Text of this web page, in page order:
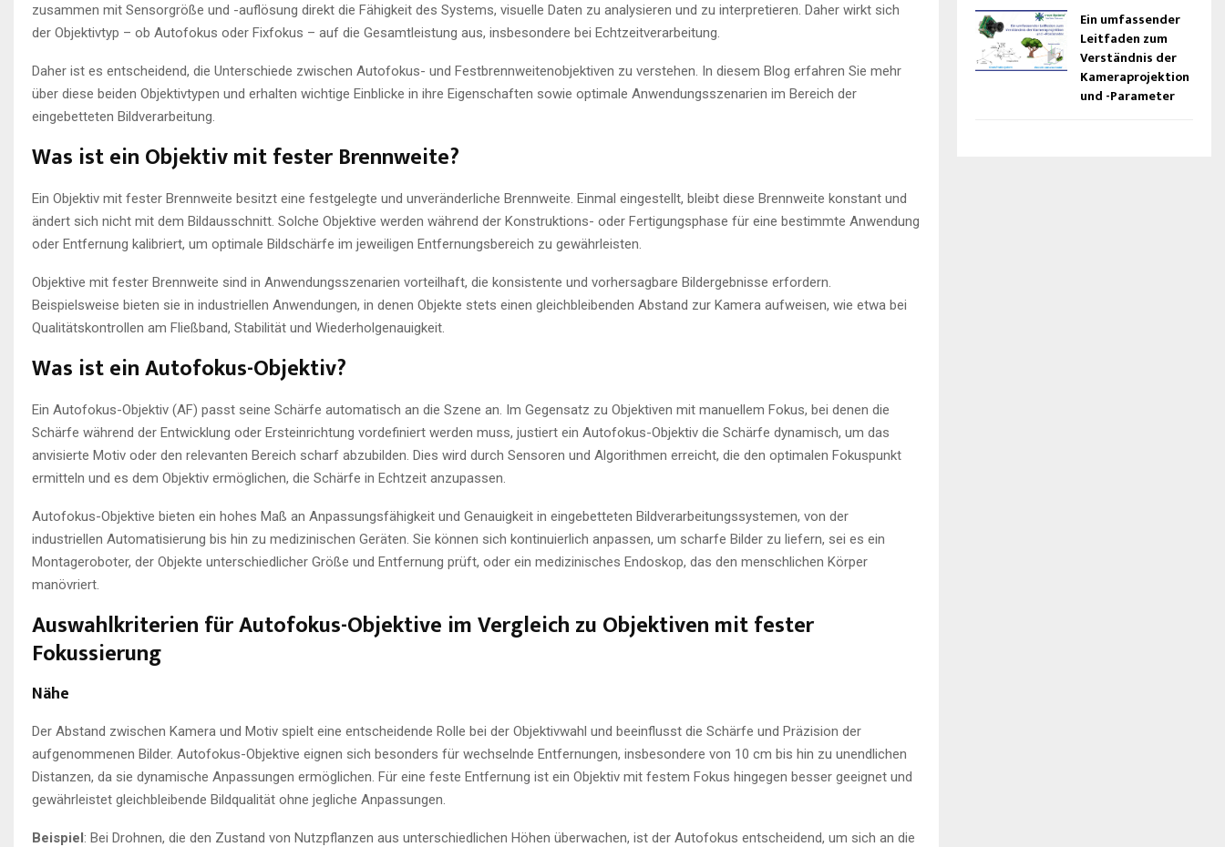
zusammen mit Sensorgröße und -auflösung direkt die Fähigkeit des Systems, visuelle Daten zu analysieren und zu interpretieren. Daher wirkt sich
der Objektivtyp – ob Autofokus oder Fixfokus – auf die Gesamtleistung aus, insbesondere bei Echtzeitverarbeitung.
Daher ist es entscheidend, die Unterschiede zwischen Autofokus- und Festbrennweitenobjektiven zu verstehen. In diesem Blog erfahren Sie mehr
über diese beiden Objektivtypen und erhalten wichtige Einblicke in ihre Eigenschaften sowie optimale Anwendungsszenarien im Bereich der
eingebetteten Bildverarbeitung.
Was ist ein Objektiv mit fester Brennweite?
Ein Objektiv mit fester Brennweite besitzt eine festgelegte und unveränderliche Brennweite. Einmal eingestellt, bleibt diese Brennweite konstant und
ändert sich nicht mit dem Bildausschnitt. Solche Objektive werden während der Konstruktions- oder Fertigungsphase für eine bestimmte Anwendung
oder Entfernung kalibriert, um optimale Bildschärfe im jeweiligen Entfernungsbereich zu gewährleisten.
Objektive mit fester Brennweite sind in Anwendungsszenarien vorteilhaft, die konsistente und vorhersagbare Bildergebnisse erfordern.
Beispielsweise bieten sie in industriellen Anwendungen, in denen Objekte stets einen gleichbleibenden Abstand zur Kamera aufweisen, wie etwa bei
Qualitätskontrollen am Fließband, Stabilität und Wiederholgenauigkeit.
Was ist ein Autofokus-Objektiv?
Ein Autofokus-Objektiv (AF) passt seine Schärfe automatisch an die Szene an. Im Gegensatz zu Objektiven mit manuellem Fokus, bei denen die
Schärfe während der Entwicklung oder Ersteinrichtung vordefiniert werden muss, justiert ein Autofokus-Objektiv die Schärfe dynamisch, um das
anvisierte Motiv oder den relevanten Bereich scharf abzubilden. Dies wird durch Sensoren und Algorithmen erreicht, die den optimalen Fokuspunkt
ermitteln und es dem Objektiv ermöglichen, die Schärfe in Echtzeit anzupassen.
Autofokus-Objektive bieten ein hohes Maß an Anpassungsfähigkeit und Genauigkeit in eingebetteten Bildverarbeitungssystemen, von der
industriellen Automatisierung bis hin zu medizinischen Geräten. Sie können sich kontinuierlich anpassen, um scharfe Bilder zu liefern, sei es ein
Montageroboter, der Objekte unterschiedlicher Größe und Entfernung prüft, oder ein medizinisches Endoskop, das den menschlichen Körper
manövriert.
Auswahlkriterien für Autofokus-Objektive im Vergleich zu Objektiven mit fester
Fokussierung
Nähe
Der Abstand zwischen Kamera und Motiv spielt eine entscheidende Rolle bei der Objektivwahl und beeinflusst die Schärfe und Präzision der
aufgenommenen Bilder. Autofokus-Objektive eignen sich besonders für wechselnde Entfernungen, insbesondere von 10 cm bis hin zu unendlichen
Distanzen, da sie dynamische Anpassungen ermöglichen. Für eine feste Entfernung ist ein Objektiv mit festem Fokus hingegen besser geeignet und
gewährleistet gleichbleibende Bildqualität ohne jegliche Anpassungen.
Beispiel: Bei Drohnen, die den Zustand von Nutzpflanzen aus unterschiedlichen Höhen überwachen, ist der Autofokus entscheidend, um sich an die
Ein umfassender
Leitfaden zum
Verständnis der
Kameraprojektion
und -Parameter